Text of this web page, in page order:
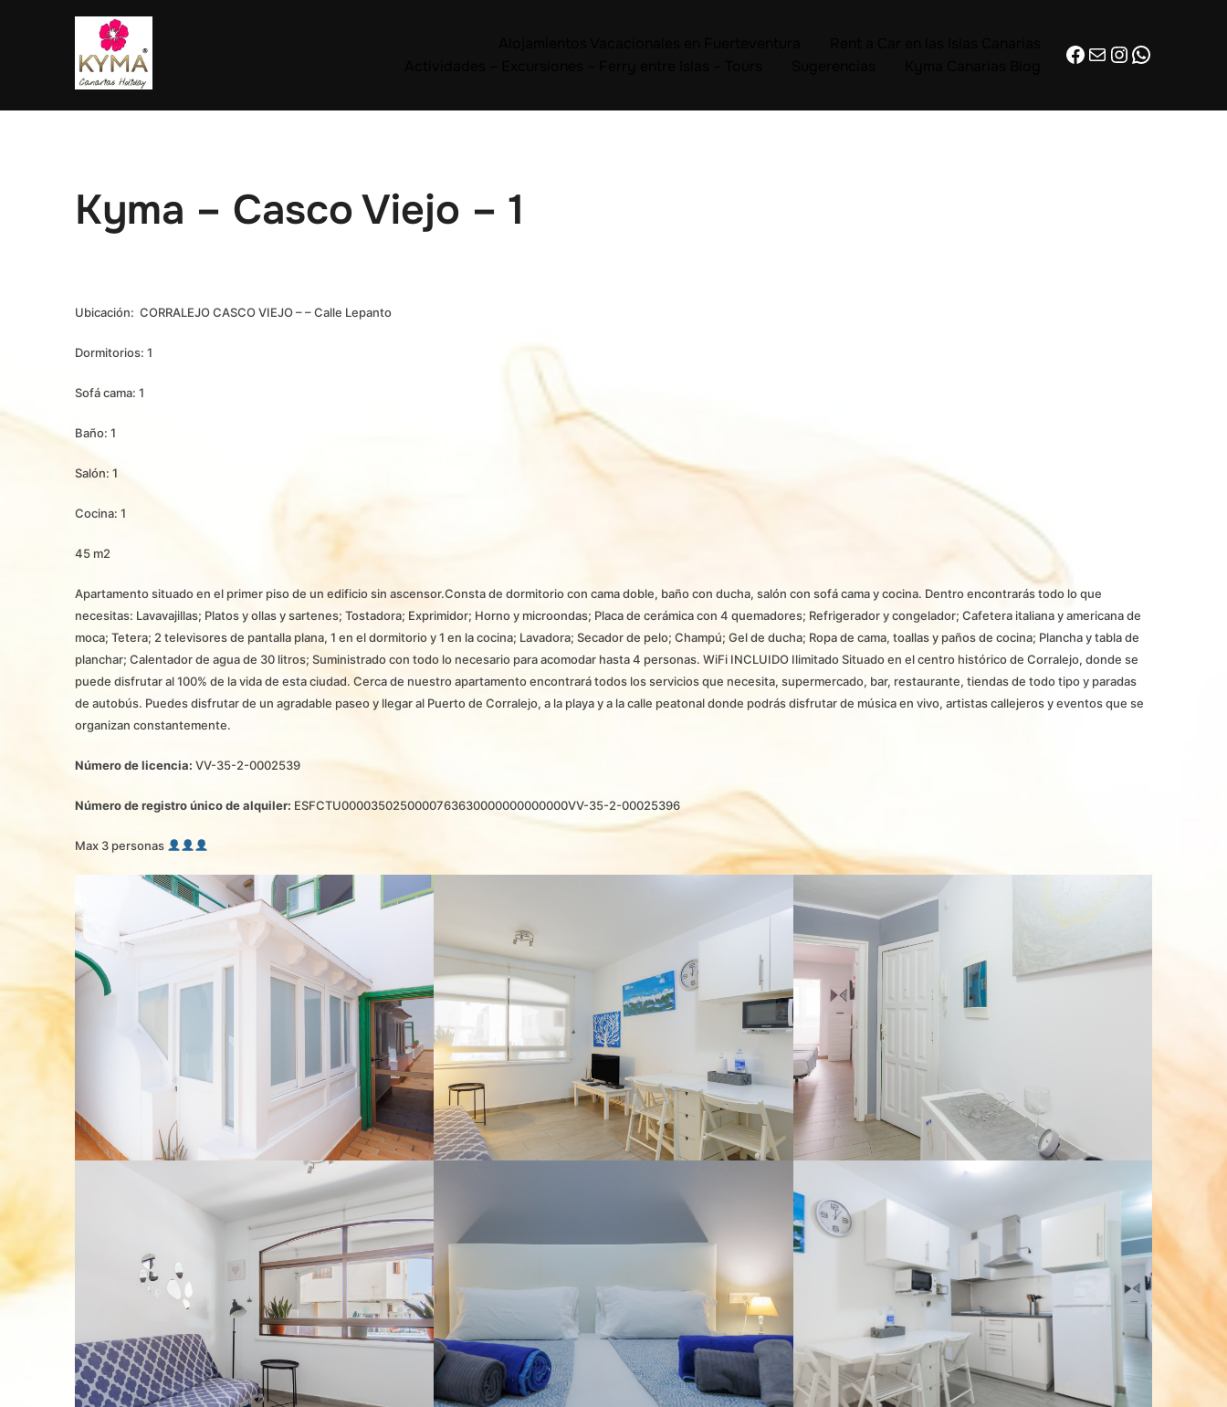
Facebook
Correo electrónico
Instagram
Kyma – Casco Viejo – 1
Ubicación: CORRALEJO CASCO VIEJO – – Calle Lepanto
Dormitorios: 1
Sofá cama: 1
Baño: 1
Salón: 1
Cocina: 1
45 m2
Apartamento situado en el primer piso de un edificio sin ascensor.Consta de dormitorio con cama doble, baño con ducha, salón con sofá cama y cocina. Dentro encontrarás todo lo que
necesitas: Lavavajillas; Platos y ollas y sartenes; Tostadora; Exprimidor; Horno y microondas; Placa de cerámica con 4 quemadores; Refrigerador y congelador; Cafetera italiana y americana de
moca; Tetera; 2 televisores de pantalla plana, 1 en el dormitorio y 1 en la cocina; Lavadora; Secador de pelo; Champú; Gel de ducha; Ropa de cama, toallas y paños de cocina; Plancha y tabla de
planchar; Calentador de agua de 30 litros; Suministrado con todo lo necesario para acomodar hasta 4 personas. WiFi INCLUIDO Ilimitado Situado en el centro histórico de Corralejo, donde se
puede disfrutar al 100% de la vida de esta ciudad. Cerca de nuestro apartamento encontrará todos los servicios que necesita, supermercado, bar, restaurante, tiendas de todo tipo y paradas
de autobús. Puedes disfrutar de un agradable paseo y llegar al Puerto de Corralejo, a la playa y a la calle peatonal donde podrás disfrutar de música en vivo, artistas callejeros y eventos que se
organizan constantemente.
Número de licencia: VV-35-2-0002539
Número de registro único de alquiler: ESFCTU0000350250000763630000000000000VV-35-2-00025396
Max 3 personas